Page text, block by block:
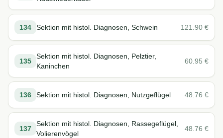
134 Sektion mit histol. Diagnosen, Schwein 121.90 €
135
Sektion mit histol. Diagnosen, Pelztier,
Kaninchen
60.95 €
136 Sektion mit histol. Diagnosen, Nutzgeflügel 48.76 €
137
Sektion mit histol. Diagnosen, Rassegeflügel,
Volierenvögel
48.76 €